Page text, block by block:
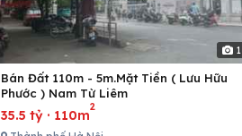
1
Bán Đất 110m - 5m.Mặt Tiền ( Lưu Hữu
Phước ) Nam Từ Liêm
35.5 tỷ · 110m
2